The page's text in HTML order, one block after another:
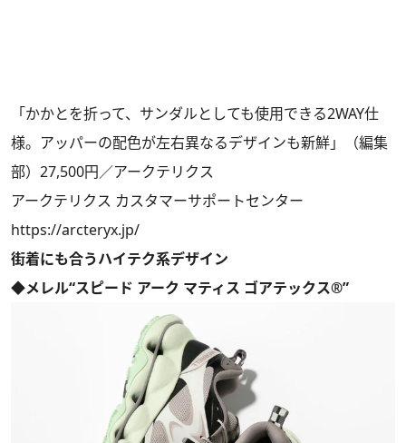
「かかとを折って、サンダルとしても使用できる2WAY仕
様。アッパーの配色が左右異なるデザインも新鮮」（編集
部）27,500円／アークテリクス
アークテリクス カスタマーサポートセンター
https://arcteryx.jp/
街着にも合うハイテク系デザイン
◆メレル“スピード アーク マティス ゴアテックス®”